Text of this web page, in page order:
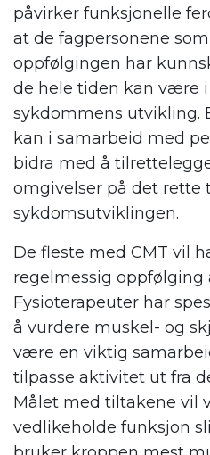
påvirker funksjonelle
at de fagpersonene
oppfølgingen har
de hele tiden kan være
sykdommens utvikling.
kan i samarbeid med
bidra med å
omgivelser på det rette
sykdomsutviklingen.
De fleste med CMT vil
regelmessig oppfølging
Fysioterapeuter har
å vurdere muskel- og
være en viktig
tilpasse aktivitet ut fra
Målet med tiltakene vil
vedlikeholde funksjon